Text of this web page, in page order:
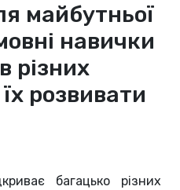
майбутньої
навички
різних
розвивати
багацько різних